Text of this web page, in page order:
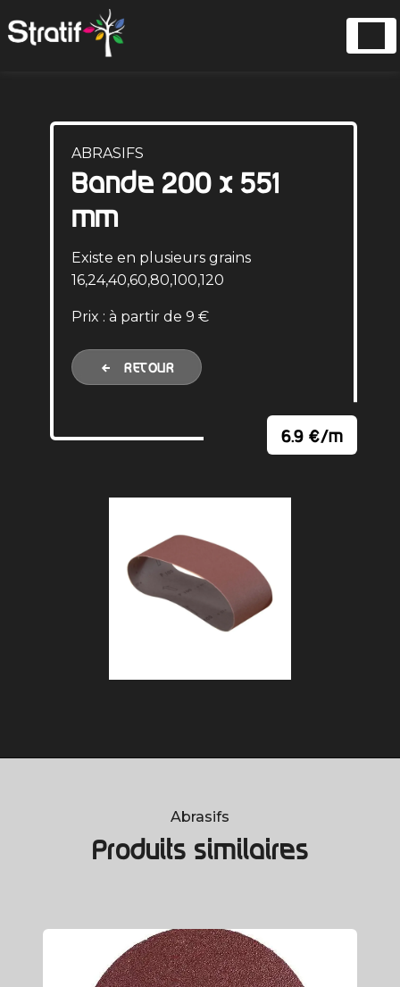
ABRASIFS
Bande 200 x 551
mm
6.9 €/m
Existe en plusieurs grains
16,24,40,60,80,100,120
Prix : à partir de 9 €
RETOUR
Abrasifs
Produits similaires
Panneau de gestion des cookies